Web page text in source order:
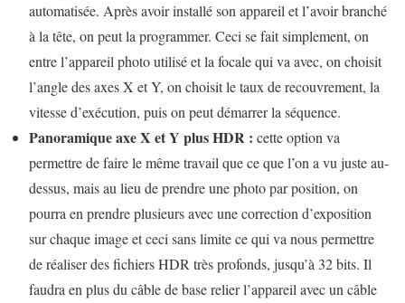
automatisée. Après avoir installé son appareil et l’avoir branché
à la tête, on peut la programmer. Ceci se fait simplement, on
entre l’appareil photo utilisé et la focale qui va avec, on choisit
l’angle des axes X et Y, on choisit le taux de recouvrement, la
vitesse d’exécution, puis on peut démarrer la séquence.
Panoramique axe X et Y plus HDR : cette option va
permettre de faire le même travail que ce que l’on a vu juste au-
dessus, mais au lieu de prendre une photo par position, on
pourra en prendre plusieurs avec une correction d’exposition
sur chaque image et ceci sans limite ce qui va nous permettre
de réaliser des fichiers HDR très profonds, jusqu’à 32 bits. Il
faudra en plus du câble de base relier l’appareil avec un câble